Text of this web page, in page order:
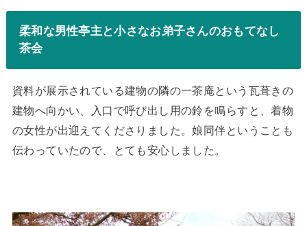
柔和な男性亭主と小さなお弟子さんのおもてなし
茶会
資料が展示されている建物の隣の一茶庵という瓦葺きの
建物へ向かい、入口で呼び出し用の鈴を鳴らすと、着物
の女性が出迎えてくださりました。娘同伴ということも
伝わっていたので、とても安心しました。